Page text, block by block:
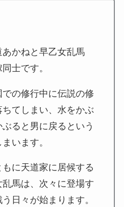
かねと早乙女乱馬
士です。
の修行中に伝説の修
てしまい、水をかぶ
ると男に戻るという
います。
に天道家に居候する
馬は、次々に登場す
日々が始まります。